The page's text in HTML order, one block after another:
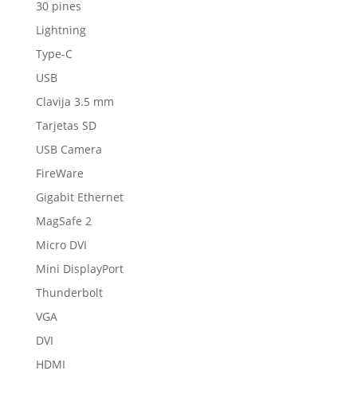
30 pines
Lightning
Type-C
USB
Clavija 3.5 mm
Tarjetas SD
USB Camera
FireWare
Gigabit Ethernet
MagSafe 2
Micro DVI
Mini DisplayPort
Thunderbolt
VGA
DVI
HDMI